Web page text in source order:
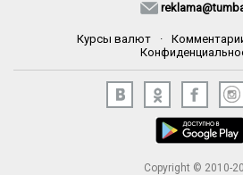
Курсы валют ·
Copyright © 2010-